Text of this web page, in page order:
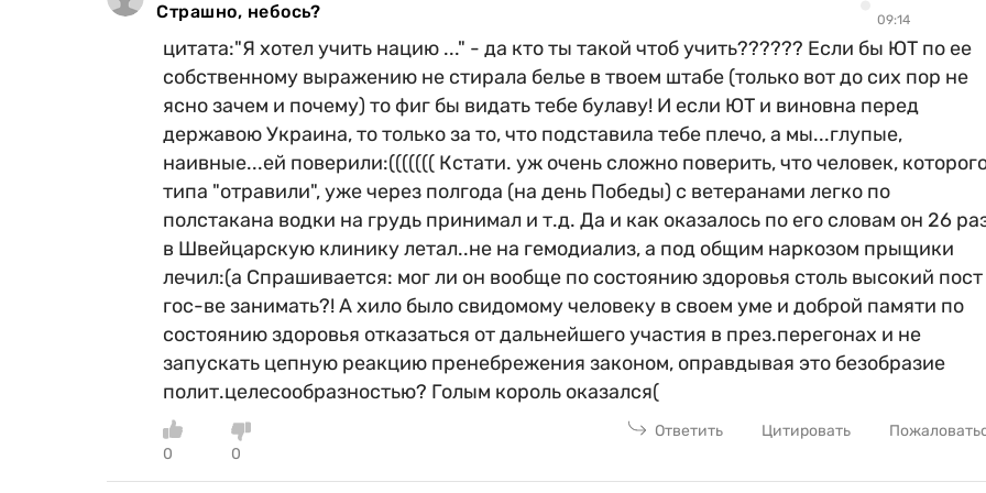
Страшно, небось?
09:14
цитата:"Я хотел учить нацию ..." - да кто ты такой чтоб учить?????? Если бы ЮТ по ее
собственному выражению не стирала белье в твоем штабе (только вот до сих пор не
ясно зачем и почему) то фиг бы видать тебе булаву! И если ЮТ и виновна перед
державою Украина, то только за то, что подставила тебе плечо, а мы...глупые,
наивные...ей поверили:((((((( Кстати. уж очень сложно поверить, что человек,
типа "отравили", уже через полгода (на день Победы) с ветеранами легко по
полстакана водки на грудь принимал и т.д. Да и как оказалось по его словам он 26
в Швейцарскую клинику летал..не на гемодиализ, а под общим наркозом прыщики
лечил:(а Спрашивается: мог ли он вообще по состоянию здоровья столь высокий пост
гос-ве занимать?! А хило было свидомому человеку в своем уме и доброй памяти по
состоянию здоровья отказаться от дальнейшего участия в през.перегонах и не
запускать цепную реакцию пренебрежения законом, оправдывая это безобразие
полит.целесообразностью? Голым король оказался(
0 0
Ответить Цитировать